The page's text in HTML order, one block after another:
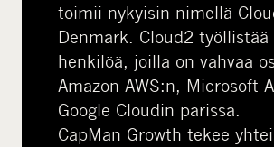
toimii nykyisin nimellä
Denmark. Cloud2
henkilöä, joilla on vahvaa
Amazon AWS:n, Microsoft
Google Cloudin parissa.
CapMan Growth tekee